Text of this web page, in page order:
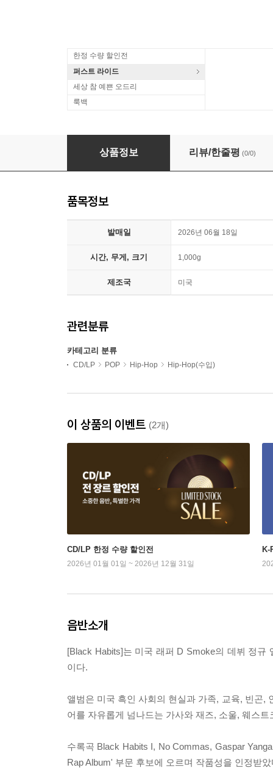
한정 수량 할인전
퍼스트 라이드
세상 참 예쁜 오드리
룩백
D Smoke (디 스모크) - Black Habits
상품정보 리뷰/한줄평 (0/0)
품목정보
발매일 2026년 06월 18일
시간, 무게, 크기 1,000g
제조국 미국
관련분류
카테고리 분류
CD/LP POP Hip-Hop Hip-Hop(수입)
이 상품의 이벤트 (2개)
CD/LP 한정 수량 할인전
2026년 01월 01일 ~ 2026년 12월 31일
K-
음반소개
[Black Habits]는 미국 래퍼 D Smoke의 데뷔 정
이다.
앨범은 미국 흑인 사회의 현실과 가족, 교육, 빈곤,
어를 자유롭게 넘나드는 가사와 재즈, 소울, 웨스
수록곡 Black Habits I, No Commas, Gaspar
Rap Album' 부문 후보에 오르며 작품성을 인정받았